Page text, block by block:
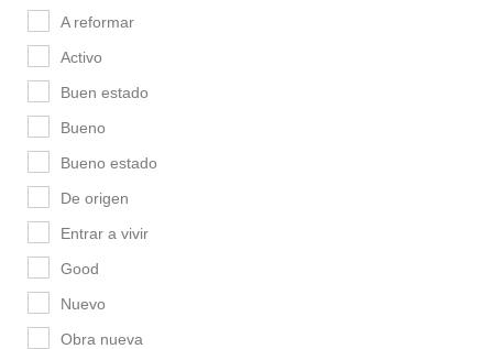
A reformar
Activo
Buen estado
Bueno
Bueno estado
De origen
Entrar a vivir
Good
Nuevo
Obra nueva